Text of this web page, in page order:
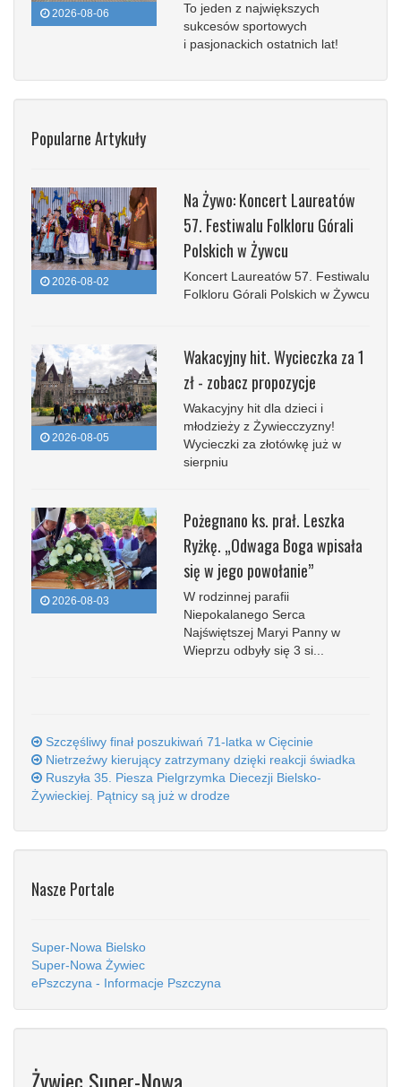
2026-08-06
To jeden z największych
sukcesów sportowych
i pasjonackich ostatnich lat!
Popularne Artykuły
2026-08-02
Na Żywo: Koncert Laureatów
57. Festiwalu Folkloru Górali
Polskich w Żywcu
Koncert Laureatów 57. Festiwalu
Folkloru Górali Polskich w Żywcu
2026-08-05
Wakacyjny hit. Wycieczka za 1
zł - zobacz propozycje
Wakacyjny hit dla dzieci i
młodzieży z Żywiecczyzny!
Wycieczki za złotówkę już w
sierpniu
2026-08-03
Pożegnano ks. prał. Leszka
Ryżkę. „Odwaga Boga wpisała
się w jego powołanie”
W rodzinnej parafii
Niepokalanego Serca
Najświętszej Maryi Panny w
Wieprzu odbyły się 3 si...
Szczęśliwy finał poszukiwań 71-latka w Cięcinie
Nietrzeźwy kierujący zatrzymany dzięki reakcji świadka
Ruszyła 35. Piesza Pielgrzymka Diecezji Bielsko-
Żywieckiej. Pątnicy są już w drodze
Nasze Portale
Super-Nowa Bielsko
Super-Nowa Żywiec
ePszczyna - Informacje Pszczyna
Żywiec Super-Nowa